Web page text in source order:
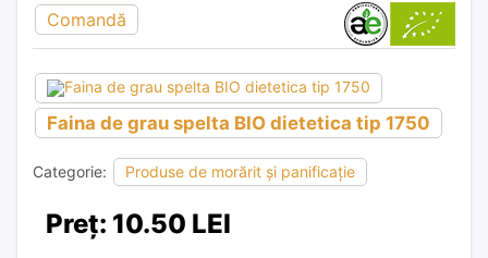
Comandă
Faina de grau spelta BIO dietetica tip 1750
Categorie: Produse de morărit și panificație
Preț: 10.50 LEI